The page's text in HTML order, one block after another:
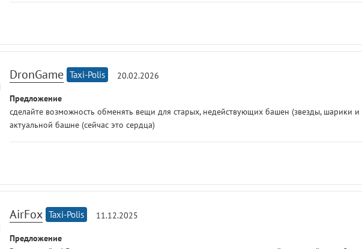
DronGame Taxi-Polis 20.02.2026
Предложение
сделайте возможность обменять вещи для старых, недействующих башен (звезды, шарики
актуальной башне (сейчас это сердца)
AirFox Taxi-Polis 11.12.2025
Предложение